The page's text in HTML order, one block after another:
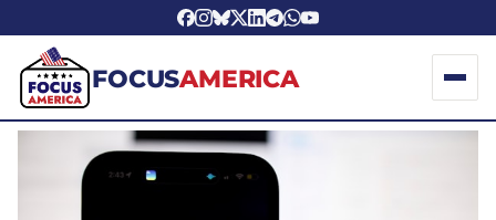
FOCUSAMERICA